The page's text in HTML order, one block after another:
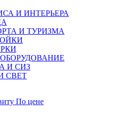
И ИНТЕРЬЕРА
И ТУРИЗМА
И СИЗ
СВЕТ
По цене